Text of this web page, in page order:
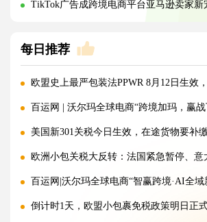
TikTok广告成跨境电商平台亚马逊卖家新宠（传统媒体
每日推荐
欧盟史上最严包装法PPWR 8月12日生效，
百运网 | 沃尔玛全球电商“跨境加玛，赢战下半
美国新301关税今日生效，在途货物要补
欧洲小包关税大反转：法国紧急暂停、意
百运网|沃尔玛全球电商“智赢跨境·AI全域新运
倒计时1天，欧盟小包裹免税政策明日正式